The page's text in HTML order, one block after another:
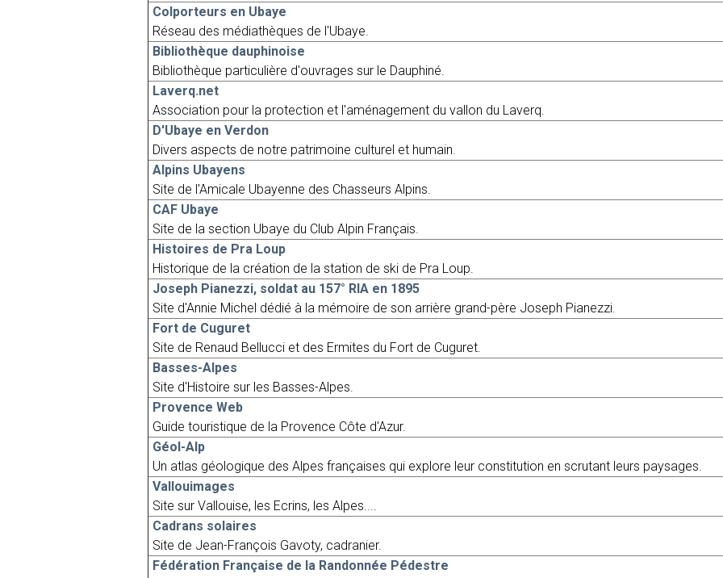
Colporteurs en Ubaye
Réseau des médiathèques de l'Ubaye.
Bibliothèque dauphinoise
Bibliothèque particulière d'ouvrages sur le Dauphiné.
Laverq.net
Association pour la protection et l'aménagement du vallon du Laverq.
D'Ubaye en Verdon
Divers aspects de notre patrimoine culturel et humain.
Alpins Ubayens
Site de l'Amicale Ubayenne des Chasseurs Alpins.
CAF Ubaye
Site de la section Ubaye du Club Alpin Français.
Histoires de Pra Loup
Historique de la création de la station de ski de Pra Loup.
Joseph Pianezzi, soldat au 157° RIA en 1895
Site d'Annie Michel dédié à la mémoire de son arrière grand-père Joseph Pianezzi.
Fort de Cuguret
Site de Renaud Bellucci et des Ermites du Fort de Cuguret.
Basses-Alpes
Site d'Histoire sur les Basses-Alpes.
Provence Web
Guide touristique de la Provence Côte d'Azur.
Géol-Alp
Un atlas géologique des Alpes françaises qui explore leur constitution en scrutant leurs paysages.
Vallouimages
Site sur Vallouise, les Ecrins, les Alpes....
Cadrans solaires
Site de Jean-François Gavoty, cadranier.
Fédération Française de la Randonnée Pédestre